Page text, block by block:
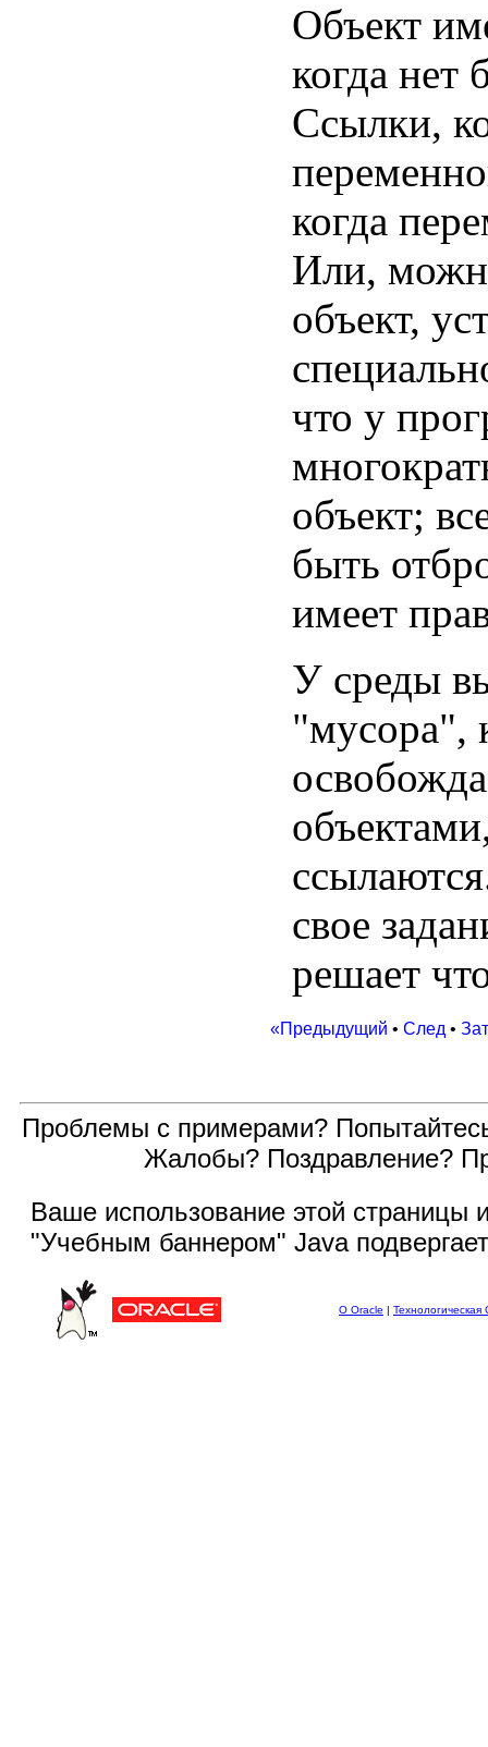
Объект
когда нет
Ссылки,
когда
Или,
объект,
что у
объект;
быть
имеет
У среды
"мусора",
свое
решает
«Предыдущий • След •
Проблемы с примерами?
Жалобы? Поздравление?
Ваше использование этой страницы
"Учебным баннером" Java
О Oracle | Технологическая